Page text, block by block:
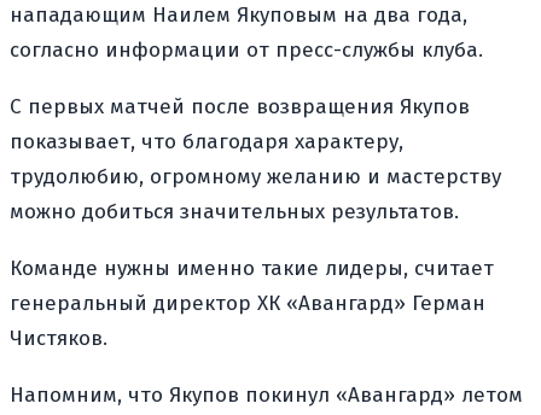
нападающим Наилем Якуповым на два года,
согласно информации от пресс-службы клуба.
С первых матчей после возвращения Якупов
показывает, что благодаря характеру,
трудолюбию, огромному желанию и мастерству
можно добиться значительных результатов.
Команде нужны именно такие лидеры, считает
генеральный директор ХК «Авангард» Герман
Чистяков.
Напомним, что Якупов покинул «Авангард» летом